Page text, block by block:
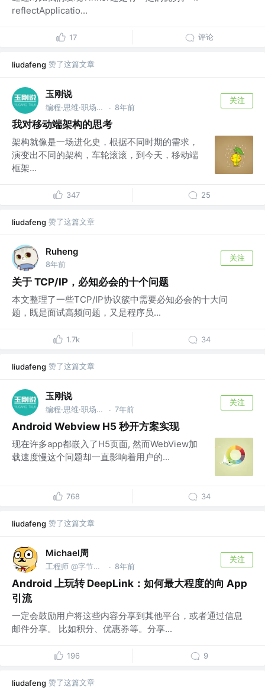
reflectApplicatio...
17 评论
liudafeng 赞了这篇文章
玉刚说
编程·思维·职场 @BAT · 8年前
关注
我对移动端架构的思考
架构就像是一场进化史，根据不同时期的需求，
演变出不同的架构，车轮滚滚，到今天，移动端
框架...
347 25
liudafeng 赞了这篇文章
Ruheng
8年前
关注
关于 TCP/IP，必知必会的十个问题
本文整理了一些TCP/IP协议簇中需要必知必会的十大问
题，既是面试高频问题，又是程序员...
1.7k 34
liudafeng 赞了这篇文章
玉刚说
编程·思维·职场 @BAT · 7年前
关注
Android Webview H5 秒开方案实现
现在许多app都嵌入了H5页面, 然而WebView加
载速度慢这个问题却一直影响着用户的...
768 34
liudafeng 赞了这篇文章
Michael周
工程师 @字节跳动 · 8年前
关注
Android 上玩转 DeepLink：如何最大程度的向 App
引流
一定会鼓励用户将这些内容分享到其他平台，或者通过信息
邮件分享。 比如积分、优惠券等。分享...
196 9
liudafeng 赞了这篇文章